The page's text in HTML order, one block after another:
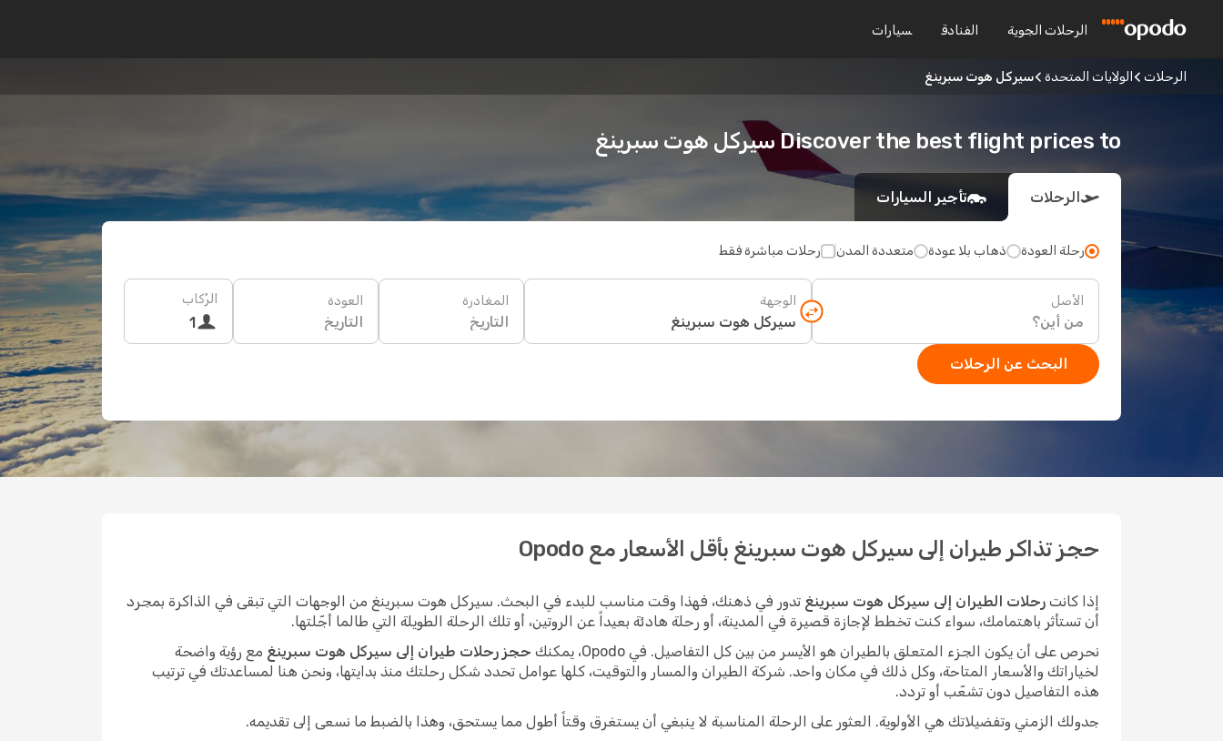
الرحلات الجوية الفنادق سيارات
الرحلات الولايات المتحدة سيركل هوت سبرينغ
Discover the best flight prices to سيركل هوت سبرينغ
الرحلات تأجير السيارات
رحلة العودة ذهاب بلا عودة متعددة المدن رحلات مباشرة فقط
الأصل الوجهة المغادرة
التاريخ
العودة
التاريخ
الرُكاب
1
البحث عن الرحلات
حجز تذاكر طيران إلى سيركل هوت سبرينغ بأقل الأسعار مع Opodo
إذا كانت رحلات الطيران إلى سيركل هوت سبرينغ تدور في ذهنك، فهذا وقت مناسب للبدء في البحث. سيركل هوت سبرينغ من الوجهات التي تبقى في الذاكرة بمجرد
أن تستأثر باهتمامك، سواء كنت تخطط لإجازة قصيرة في المدينة، أو رحلة هادئة بعيداً عن الروتين، أو تلك الرحلة الطويلة التي طالما أجّلتها.
نحرص على أن يكون الجزء المتعلق بالطيران هو الأيسر من بين كل التفاصيل. في Opodo، يمكنك
حجز رحلات طيران إلى سيركل هوت سبرينغ مع رؤية واضحة
لخياراتك والأسعار المتاحة، وكل ذلك في مكان واحد. شركة الطيران والمسار والتوقيت، كلها عوامل تحدد شكل رحلتك منذ بدايتها، ونحن هنا لمساعدتك في ترتيب
هذه التفاصيل دون تشعّب أو تردد.
جدولك الزمني وتفضيلاتك هي الأولوية. العثور على الرحلة المناسبة لا ينبغي أن يستغرق وقتاً أطول مما يستحق، وهذا بالضبط ما نسعى إلى تقديمه.